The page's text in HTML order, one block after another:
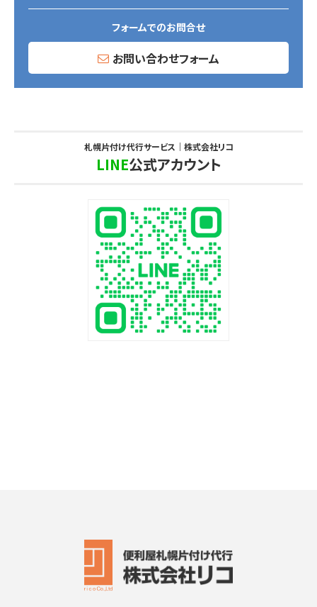
フォームでのお問合せ
お問い合わせフォーム
札幌片付け代行サービス｜株式会社リコ
LINE公式アカウント